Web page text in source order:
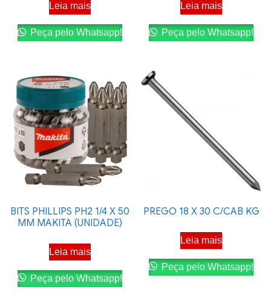
Leia mais
Peça pelo Whatsapp!
Leia mais
Peça pelo Whatsapp!
BITS PHILLIPS PH2 1/4 X 50
MM MAKITA (UNIDADE)
Leia mais
Peça pelo Whatsapp!
PREGO 18 X 30 C/CAB KG
Leia mais
Peça pelo Whatsapp!